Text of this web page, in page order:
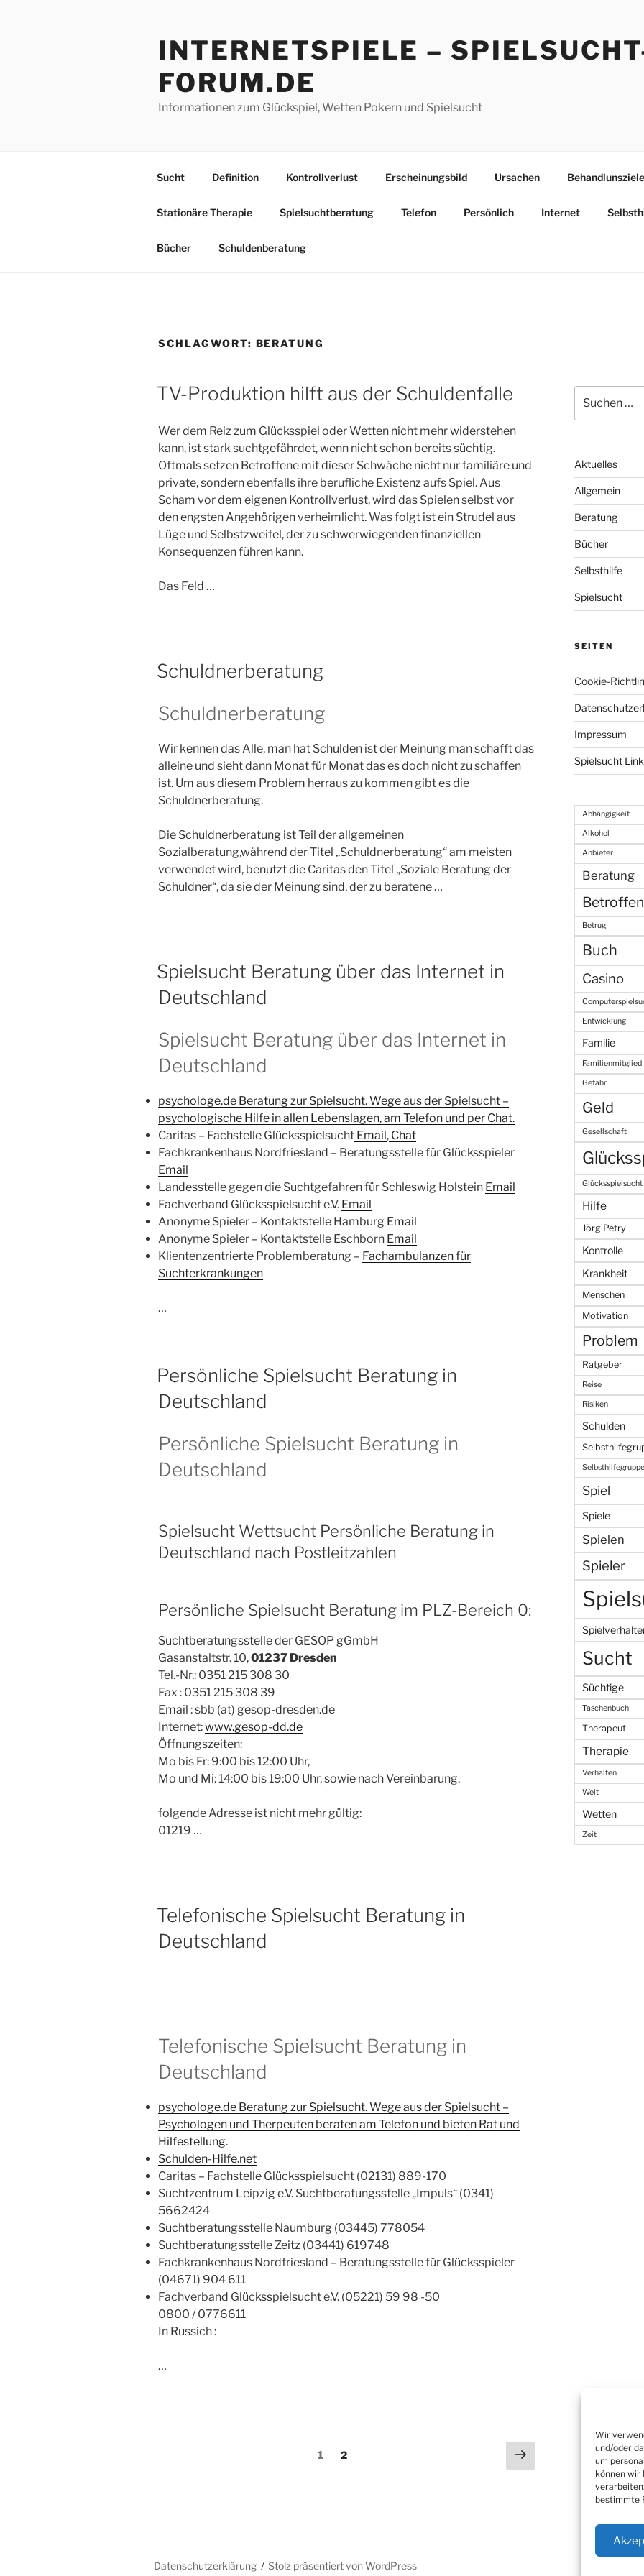
Wir
und/oder
um
können wir
bestimmte
INTERNETSPIELE –
FORUM.DE
Informationen zum Glückspiel, Wetten Pokern und Spielsucht
Sucht Definition Kontrollverlust Erscheinungsbild Ursachen Behandlunsziele
Stationäre Therapie Spielsuchtberatung Telefon Persönlich Internet
Bücher Schuldenberatung
SCHLAGWORT: BERATUNG
TV-Produktion hilft aus der Schuldenfalle
Wer dem Reiz zum Glücksspiel oder Wetten nicht mehr widerstehen
kann, ist stark suchtgefährdet, wenn nicht schon bereits süchtig.
Oftmals setzen Betroffene mit dieser Schwäche nicht nur familiäre und
private, sondern ebenfalls ihre berufliche Existenz aufs Spiel. Aus
Scham vor dem eigenen Kontrollverlust, wird das Spielen selbst vor
den engsten Angehörigen verheimlicht. Was folgt ist ein Strudel aus
Lüge und Selbstzweifel, der zu schwerwiegenden finanziellen
Konsequenzen führen kann.
Das Feld …
Schuldnerberatung
Schuldnerberatung
Wir kennen das Alle, man hat Schulden ist der Meinung man schafft das
alleine und sieht dann Monat für Monat das es doch nicht zu schaffen
ist. Um aus diesem Problem herraus zu kommen gibt es die
Schuldnerberatung.
Die Schuldnerberatung ist Teil der allgemeinen
Sozialberatung,während der Titel „Schuldnerberatung“ am meisten
verwendet wird, benutzt die Caritas den Titel „Soziale Beratung der
Schuldner“, da sie der Meinung sind, der zu beratene …
Spielsucht Beratung über das Internet in
Deutschland
Spielsucht Beratung über das Internet in
Deutschland
psychologe.de Beratung zur Spielsucht. Wege aus der Spielsucht –
psychologische Hilfe in allen Lebenslagen, am Telefon und per Chat.
Caritas – Fachstelle Glücksspielsucht Email, Chat
Fachkrankenhaus Nordfriesland – Beratungsstelle für Glücksspieler
Email
Landesstelle gegen die Suchtgefahren für Schleswig Holstein Email
Fachverband Glücksspielsucht e.V. Email
Anonyme Spieler – Kontaktstelle Hamburg Email
Anonyme Spieler – Kontaktstelle Eschborn Email
Klientenzentrierte Problemberatung – Fachambulanzen für
Suchterkrankungen
…
Persönliche Spielsucht Beratung in
Deutschland
Persönliche Spielsucht Beratung in
Deutschland
Spielsucht Wettsucht Persönliche Beratung in
Deutschland nach Postleitzahlen
Persönliche Spielsucht Beratung im PLZ-Bereich 0:
Suchtberatungsstelle der GESOP gGmbH
Gasanstaltstr. 10,01237 Dresden
Tel.-Nr.: 0351 215 308 30
Fax : 0351 215 308 39
Email : sbb (at) gesop-dresden.de
Internet:www.gesop-dd.de
Öffnungszeiten:
Mo bis Fr: 9:00 bis 12:00 Uhr,
Mo und Mi: 14:00 bis 19:00 Uhr, sowie nach Vereinbarung.
folgende Adresse ist nicht mehr gültig:
01219 …
Telefonische Spielsucht Beratung in
Deutschland
Telefonische Spielsucht Beratung in
Deutschland
psychologe.de Beratung zur Spielsucht. Wege aus der Spielsucht –
Psychologen und Therpeuten beraten am Telefon und bieten Rat und
Hilfestellung.
Schulden-Hilfe.net
Caritas – Fachstelle Glücksspielsucht (02131) 889-170
Suchtzentrum Leipzig e.V. Suchtberatungsstelle „Impuls“ (0341)
5662424
Suchtberatungsstelle Naumburg (03445) 778054
Suchtberatungsstelle Zeitz (03441) 619748
Fachkrankenhaus Nordfriesland – Beratungsstelle für Glücksspieler
(04671) 904 611
Fachverband Glücksspielsucht e.V. (05221) 59 98 -50
0800 / 0776611
In Russich :
…
SeitennummerierungSeite
1 Seite
2
Nächste
Seite
nach:
Aktuelles
Allgemein
Beratung
Bücher
Selbsthilfe
Spielsucht
SEITEN
Cookie-
Impressum
Spielsucht
Abhängigkeit
Alkohol
Anbieter
Beratung
Betrug
Buch
Casino
Entwicklung
Familie
Familienmitglied
Gefahr
Geld
Gesellschaft
Glücksspielsucht
Hilfe
Jörg Petry
Kontrolle
Krankheit
Menschen
Motivation
Problem
Ratgeber
Reise
Risiken
Schulden
Spiel
Spiele
Spielen
Spieler
Sucht
Süchtige
Taschenbuch
Therapeut
Therapie
Verhalten
Welt
Wetten
Zeit
Datenschutzerklärung Stolz präsentiert von WordPress